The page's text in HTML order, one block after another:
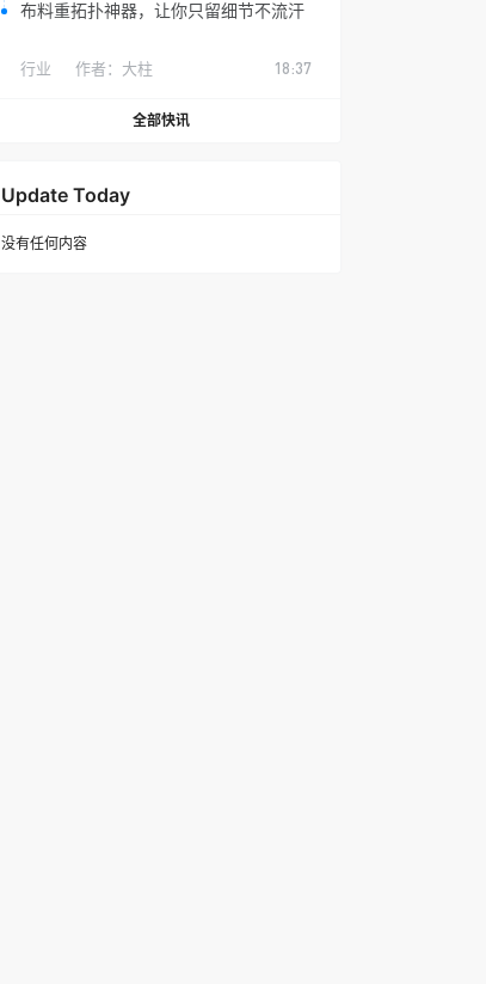
布料重拓扑神器，让你只留细节不流汗
行业 作者： 大柱 18:37
全部快讯
Update Today
没有任何内容